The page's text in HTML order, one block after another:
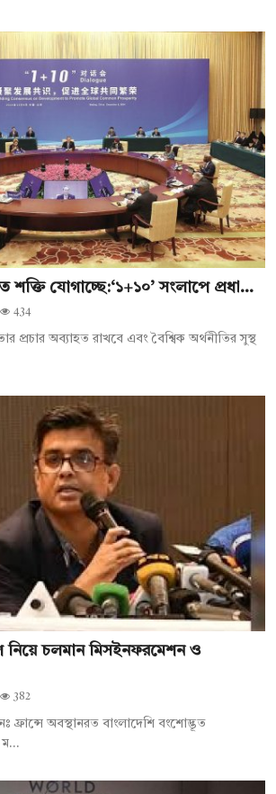
শক্তি যোগাচ্ছে:‘১+১০’ সংলাপে প্রধা...
434
প্রচার অব্যাহত রাখবে এবং বৈশ্বিক অর্থনীতির সুস্থ
নিয়ে চলমান মিসইনফরমেশন ও
382
অবস্থানরত বাংলাদেশি বংশোদ্ভূত
ম...